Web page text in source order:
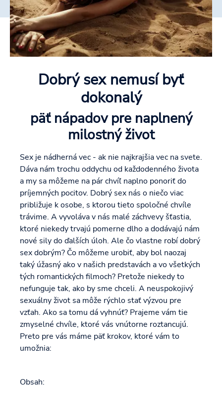
Dobrý sex nemusí byť
dokonalý
päť nápadov pre naplnený
milostný život
Sex je nádherná vec - ak nie najkrajšia vec na svete.
Dáva nám trochu oddychu od každodenného života
a my sa môžeme na pár chvíľ naplno ponoriť do
príjemných pocitov. Dobrý sex nás o niečo viac
približuje k osobe, s ktorou tieto spoločné chvíle
trávime. A vyvoláva v nás malé záchvevy šťastia,
ktoré niekedy trvajú pomerne dlho a dodávajú nám
nové sily do ďalších úloh. Ale čo vlastne robí dobrý
sex dobrým? Čo môžeme urobiť, aby bol naozaj
taký úžasný ako v našich predstavách a vo všetkých
tých romantických filmoch? Pretože niekedy to
nefunguje tak, ako by sme chceli. A neuspokojivý
sexuálny život sa môže rýchlo stať výzvou pre
vzťah. Ako sa tomu dá vyhnúť? Prajeme vám tie
zmyselné chvíle, ktoré vás vnútorne roztancujú.
Preto pre vás máme päť krokov, ktoré vám to
umožnia:
Obsah: